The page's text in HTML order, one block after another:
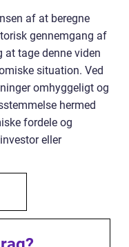
af at beregne
gennemgang af
at tage denne viden
situation. Ved
omhyggeligt og
hermed
fordele og
eller